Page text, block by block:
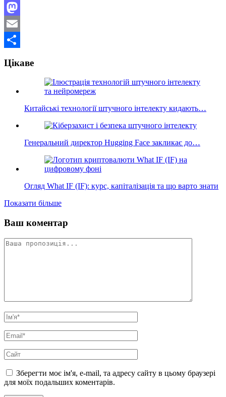
Facebook
Mastodon
Email
Цікаве
Китайські технології штучного інтелекту кидають…
Генеральний директор Hugging Face закликає до…
Огляд What IF (IF): курс, капіталізація та що варто знати
Показати більше
Ваш коментар
Зберегти моє ім'я, e-mail, та адресу сайту в цьому браузері
для моїх подальших коментарів.